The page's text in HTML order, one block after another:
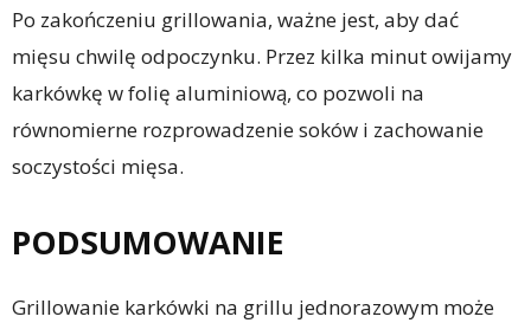
Po zakończeniu grillowania, ważne jest, aby dać
mięsu chwilę odpoczynku. Przez kilka minut owijamy
karkówkę w folię aluminiową, co pozwoli na
równomierne rozprowadzenie soków i zachowanie
soczystości mięsa.
PODSUMOWANIE
Grillowanie karkówki na grillu jednorazowym może